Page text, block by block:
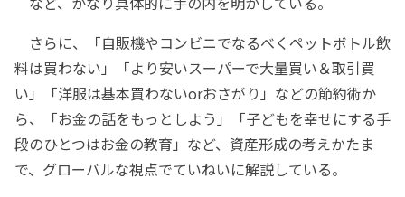
さらに、「自販機やコンビニでなるべくペットボトル飲
料は買わない」「より安いスーパーで大量買い＆取引買
い」「洋服は基本買わないorおさがり」などの節約術か
ら、「お金の話をもっとしよう」「子どもを幸せにする手
段のひとつはお金の教育」など、資産形成の考えかたま
で、グローバルな視点でていねいに解説している。